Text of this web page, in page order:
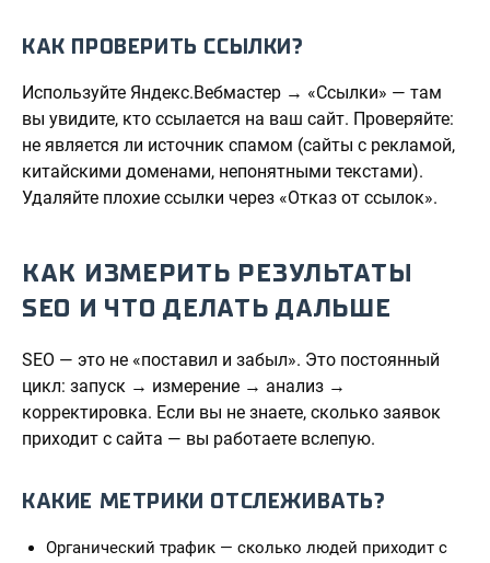
КАК ПРОВЕРИТЬ ССЫЛКИ?
Используйте Яндекс.Вебмастер → «Ссылки» — там
вы увидите, кто ссылается на ваш сайт. Проверяйте:
не является ли источник спамом (сайты с рекламой,
китайскими доменами, непонятными текстами).
Удаляйте плохие ссылки через «Отказ от ссылок».
КАК ИЗМЕРИТЬ РЕЗУЛЬТАТЫ
SEO И ЧТО ДЕЛАТЬ ДАЛЬШЕ
SEO — это не «поставил и забыл». Это постоянный
цикл: запуск → измерение → анализ →
корректировка. Если вы не знаете, сколько заявок
приходит с сайта — вы работаете вслепую.
КАКИЕ МЕТРИКИ ОТСЛЕЖИВАТЬ?
Органический трафик — сколько людей приходит с